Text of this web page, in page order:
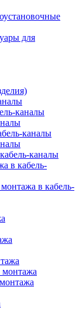
для
каналы
каналы
каналы
в кабель-
в кабель-
монтажа